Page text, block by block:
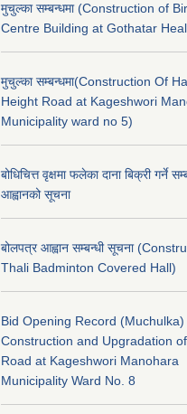
मुचुल्का सम्बन्धमा (Construction of
Centre Building at Gothatar
मुचुल्का सम्बन्धमा(Construction Of
Height Road at Kageshwori
Municipality ward no 5)
बोधिचित्त वृक्षमा फलेका दाना बिक्री गर्ने
आह्वानको सूचना
बोलपत्र आह्वान सम्बन्धी सूचना
Thali Badminton Covered Hall)
Bid Opening Record
Construction and Upgradation
Road at Kageshwori Manohara
Municipality Ward No. 8